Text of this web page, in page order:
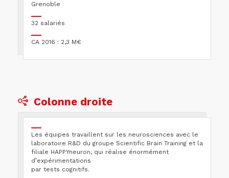
Grenoble
32 salariés
CA 2016 : 2,3 M€
Colonne droite
Les équipes travaillent sur les neurosciences avec le
laboratoire R&D du groupe Scientific Brain Training et la
filiale HAPPYneuron, qui réalise énormément
d’expérimentations
par tests cognitifs.